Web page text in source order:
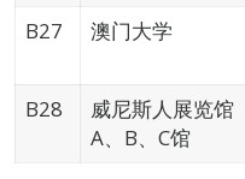
B27
澳门大学
B28
威尼斯人展览馆
A、B、C馆